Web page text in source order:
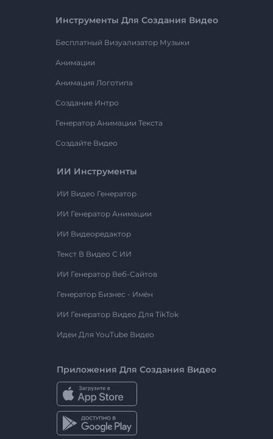
Инструменты Для Создания Видео
Бесплатный Визуализатор Музыки
Анимации
Анимация Логотипа
Создание Интро
Генератор Анимации Текста
Создайте Видео
ИИ Инструменты
ИИ Видео Генератор
ИИ Генератор Анимации
ИИ Видеоредактор
Текст В Видео С ИИ
ИИ Генератор Веб-Сайтов
Генератор Бизнес - Имён
ИИ Генератор Видео Для TikTok
Идеи Для YouTube Видео
Приложения Для Создания Видео